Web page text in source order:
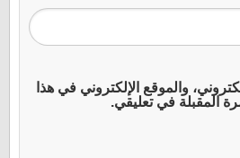
والموقع الإلكتروني في هذا
المقبلة في تعليقي.